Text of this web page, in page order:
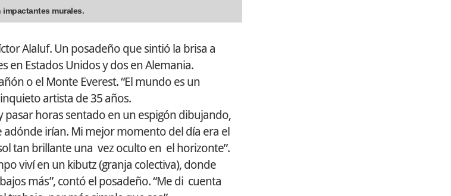
impactantes murales.
Alaluf. Un posadeño que sintió la brisa a
en Estados Unidos y dos en Alemania.
o el Monte Everest. “El mundo es un
artista de 35 años.
horas sentado en un espigón dibujando,
irían. Mi mejor momento del día era el
tan brillante una vez oculto en el horizonte”.
viví en un kibutz (granja colectiva), donde
más”, contó el posadeño. “Me di cuenta